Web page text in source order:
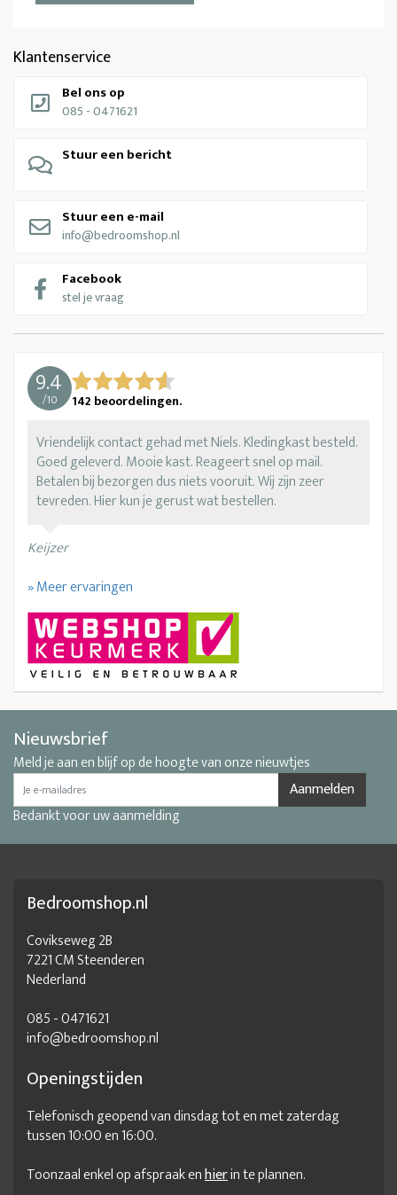
Klantenservice
Bel ons op
085 - 0471621
Stuur een bericht
Stuur een e-mail
info@bedroomshop.nl
Facebook
stel je vraag
9.4
/10 142 beoordelingen.
Vriendelijk contact gehad met Niels. Kledingkast besteld.
Goed geleverd. Mooie kast. Reageert snel op mail.
Betalen bij bezorgen dus niets vooruit. Wij zijn zeer
tevreden. Hier kun je gerust wat bestellen.
Keijzer
» Meer ervaringen
Nieuwsbrief
Meld je aan en blijf op de hoogte van onze nieuwtjes
Aanmelden
Bedankt voor uw aanmelding
Bedroomshop.nl
Covikseweg 2B
7221 CM Steenderen
Nederland
085 - 0471621
info@bedroomshop.nl
Openingstijden
Telefonisch geopend van dinsdag tot en met zaterdag
tussen 10:00 en 16:00.
Toonzaal enkel op afspraak enhierin te plannen.